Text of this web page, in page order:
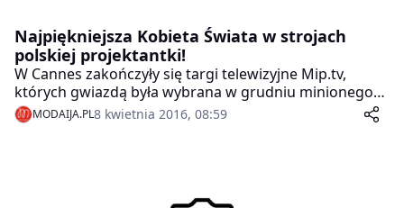
Najpiękniejsza Kobieta Świata w strojach
polskiej projektantki!
W Cannes zakończyły się targi telewizyjne Mip.tv,
których gwiazdą była wybrana w grudniu minionego
roku w Krynicy – Zdrój paragwajska piękność
Stephania Stegman Miss Supranational 2015. Na
MODAIJA.PL8 kwietnia 2016, 08:59